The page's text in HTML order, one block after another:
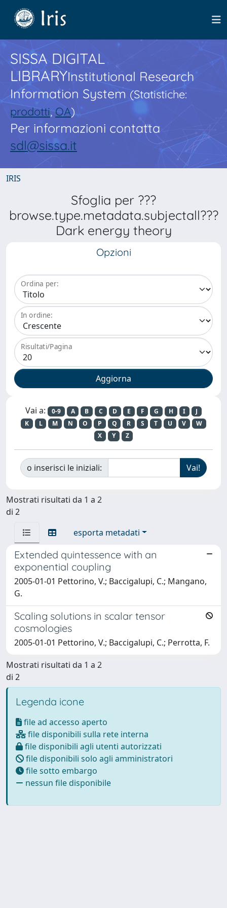
SISSA DIGITAL
LIBRARYInstitutional Research
Information System(Statistiche:
prodotti,OA)
Per informazioni contatta
sdl@sissa.it
IRIS
Sfoglia per ???
browse.type.metadata.subjectall???
Dark energy theory
Opzioni
Ordina per:
In ordine:
Risultati/Pagina
Vai a: 0-9 A B C D E F G H I
J
K
L M N O P Q R S T U V
W
X
Y Z
o inserisci le iniziali:
Mostrati risultati da 1 a 2
di 2
esporta metadati
Extended quintessence with an
exponential coupling
2005-01-01 Pettorino, V.; Baccigalupi, C.; Mangano,
G.
Scaling solutions in scalar tensor
cosmologies
2005-01-01 Pettorino, V.; Baccigalupi, C.; Perrotta, F.
Mostrati risultati da 1 a 2
di 2
Legenda icone
file ad accesso aperto
file disponibili sulla rete interna
file disponibili agli utenti autorizzati
file disponibili solo agli amministratori
file sotto embargo
nessun file disponibile